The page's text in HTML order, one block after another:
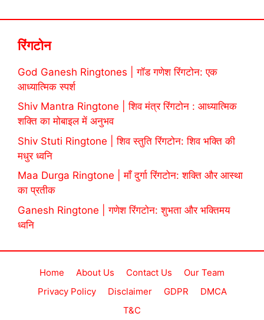
रिंगटोन
God Ganesh Ringtones | गॉड गणेश रिंगटोन: एक
आध्यात्मिक स्पर्श
Shiv Mantra Ringtone | शिव मंत्र रिंगटोन : आध्यात्मिक
शक्ति का मोबाइल में अनुभव
Shiv Stuti Ringtone | शिव स्तुति रिंगटोन: शिव भक्ति की
मधुर ध्वनि
Maa Durga Ringtone | माँ दुर्गा रिंगटोन: शक्ति और आस्था
का प्रतीक
Ganesh Ringtone | गणेश रिंगटोन: शुभता और भक्तिमय
ध्वनि
Home About Us Contact Us
Our Team
Privacy Policy
Disclaimer GDPR
DMCA
T&C